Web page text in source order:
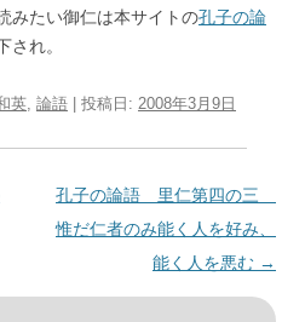
みたい御仁は本サイトの孔子の論
され。
英, 論語 | 投稿日: 2008年3月9日
孔子の論語 里仁第四の三
惟だ仁者のみ能く人を好み、
能く人を悪む →